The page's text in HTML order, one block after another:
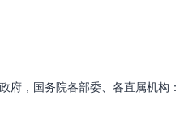
府，国务院各部委、各直属机构：